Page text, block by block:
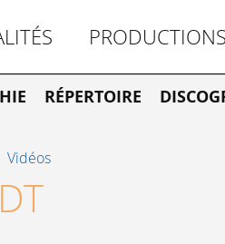
PRODUCTIONS
RÉPERTOIRE
Vidéos